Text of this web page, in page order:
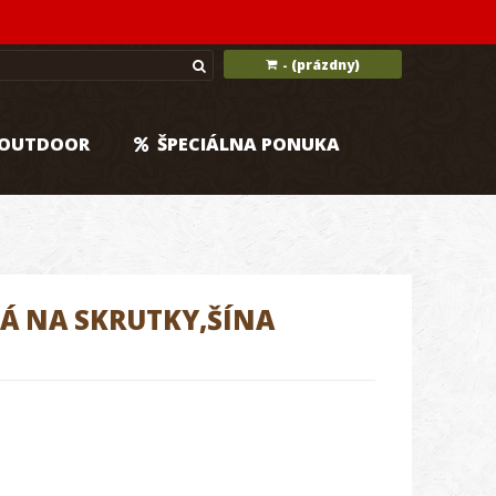
- (prázdny)
ŠPECIÁLNA PONUKA
NA SKRUTKY,ŠÍNA